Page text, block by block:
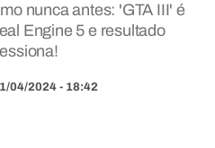
nunca antes: 'GTA III' é
Engine 5 e resultado
04/2024 - 18:42